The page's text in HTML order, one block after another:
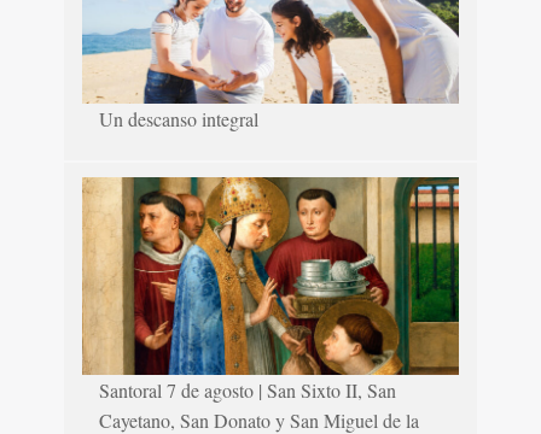
Un descanso integral
Santoral 7 de agosto | San Sixto II, San
Cayetano, San Donato y San Miguel de la